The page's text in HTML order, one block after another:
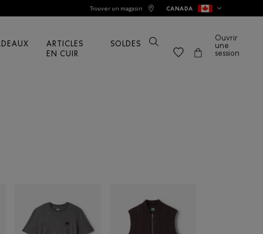
Trouver un magasin CANADA
ARTICLES
EN CUIR
SOLDES
Ouvrir
une
session